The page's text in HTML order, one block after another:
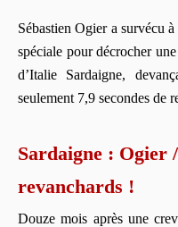
Sébastien Ogier a survécu
spéciale pour décrocher
d’Italie Sardaigne,
seulement 7,9 secondes de
Sardaigne : Ogier
revanchards !
Douze mois après une